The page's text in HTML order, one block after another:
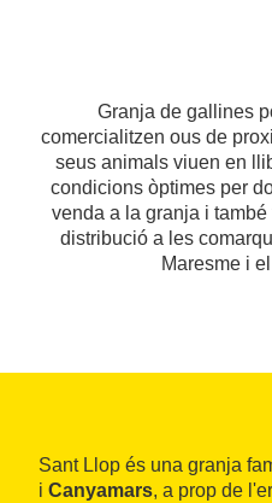
Granja de gallines
comercialitzen ous de
seus animals viuen en
condicions òptimes per
venda a la granja i
distribució a les
Maresme i
Sant Llop és una granja
i Canyamars, a prop de